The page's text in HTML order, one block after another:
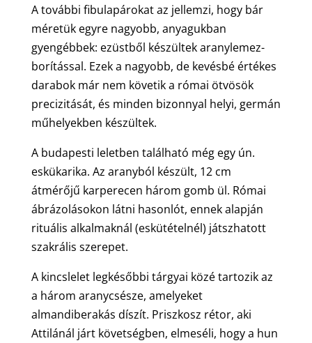
A további fibulapárokat az jellemzi, hogy bár
méretük egyre nagyobb, anyagukban
gyengébbek: ezüstből készültek aranylemez-
borítással. Ezek a nagyobb, de kevésbé értékes
darabok már nem követik a római ötvösök
precizitását, és minden bizonnyal helyi, germán
műhelyekben készültek.
A budapesti leletben található még egy ún.
eskükarika. Az aranyból készült, 12 cm
átmérőjű karperecen három gomb ül. Római
ábrázolásokon látni hasonlót, ennek alapján
rituális alkalmaknál (eskütételnél) játszhatott
szakrális szerepet.
A kincslelet legkésőbbi tárgyai közé tartozik az
a három aranycsésze, amelyeket
almandiberakás díszít. Priszkosz rétor, aki
Attilánál járt követségben, elmeséli, hogy a hun